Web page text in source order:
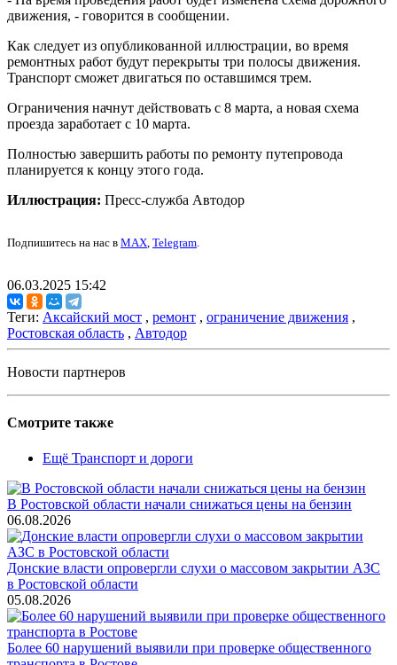
движения, - говорится в сообщении.
Как следует из опубликованной иллюстрации, во время
ремонтных работ будут перекрыты три полосы движения.
Транспорт сможет двигаться по оставшимся трем.
Ограничения начнут действовать с 8 марта, а новая схема
проезда заработает с 10 марта.
Полностью завершить работы по ремонту путепровода
планируется к концу этого года.
Иллюстрация: Пресс-служба Автодор
Подпишитесь на нас в MAX, Telegram.
06.03.2025 15:42
Теги: Аксайский мост , ремонт , ограничение движения ,
Ростовская область , Автодор
Новости партнеров
Смотрите также
Ещё Транспорт и дороги
В Ростовской области начали снижаться цены на бензин
06.08.2026
Донские власти опровергли слухи о массовом закрытии АЗС
в Ростовской области
05.08.2026
Более 60 нарушений выявили при проверке общественного